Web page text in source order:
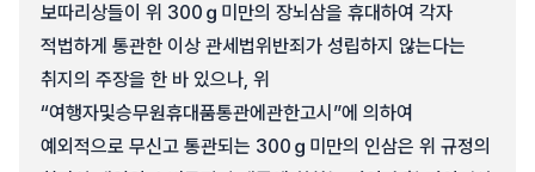
보따리상들이 위 300ｇ미만의 장뇌삼을 휴대하여 각자
적법하게 통관한 이상 관세법위반죄가 성립하지 않는다는
취지의 주장을 한 바 있으나, 위
“여행자및승무원휴대품통관에관한고시”에 의하여
예외적으로 무신고 통관되는 300ｇ미만의 인삼은 위 규정의